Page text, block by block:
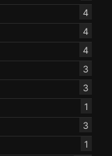
4
4
4
3
3
1
3
1